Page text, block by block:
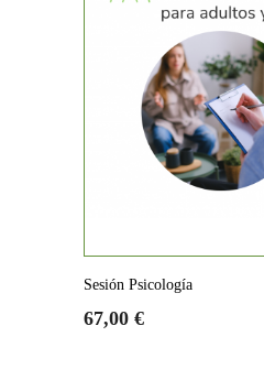
Sesión Psicología
Precio
Precio
67,00 €